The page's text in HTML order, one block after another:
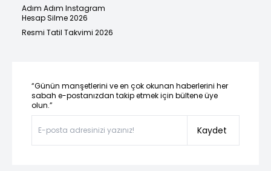
Adım Adım Instagram
Hesap Silme 2026
Resmi Tatil Takvimi 2026
“Günün manşetlerini ve en çok okunan haberlerini her
sabah e-postanızdan takip etmek için bültene üye
olun.”
Kaydet